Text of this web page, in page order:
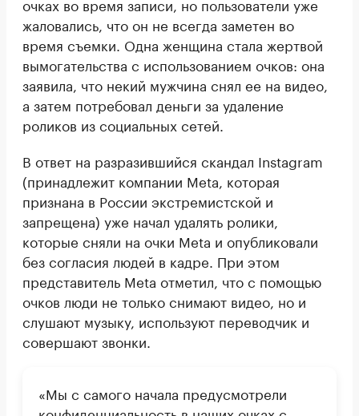
жаловались, что он не всегда заметен во
время съемки. Одна женщина стала жертвой
вымогательства с использованием очков: она
заявила, что некий мужчина снял ее на видео,
а затем потребовал деньги за удаление
роликов из социальных сетей.
В ответ на разразившийся скандал Instagram
(принадлежит компании Meta, которая
признана в России экстремистской и
запрещена) уже начал удалять ролики,
которые сняли на очки Meta и опубликовали
без согласия людей в кадре. При этом
представитель Meta отметил, что с помощью
очков люди не только снимают видео, но и
слушают музыку, используют переводчик и
совершают звонки.
«Мы с самого начала предусмотрели